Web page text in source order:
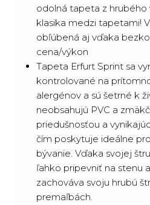
odolná tapeta z hrubého
klasika medzi tapetami!
obľúbená aj vďaka
cena/výkon
Tapeta Erfurt Sprint sa
kontrolované na
alergénov a sú šetrné k
neobsahujú PVC a
priedušnosťou a
čím poskytuje ideálne
bývanie. Vďaka svojej
ľahko pripevniť na stenu
zachováva svoju hrubú
premaľbách.